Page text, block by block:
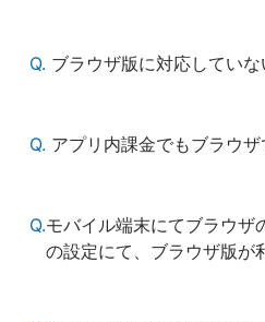
Q. ブラウザ版に対応してい
Q. アプリ内課金でもブラウ
Q.モバイル端末にてブラウザ
の設定にて、ブラウザ版が